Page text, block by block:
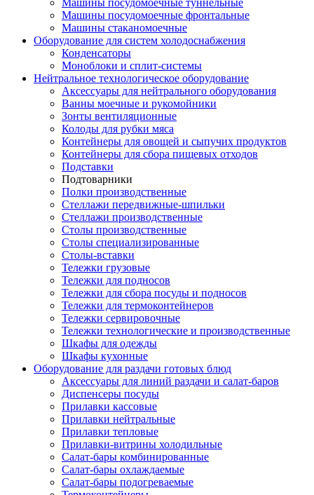
Машины посудомоечные туннельные
Машины посудомоечные фронтальные
Машины стаканомоечные
Оборудование для систем холодоснабжения
Конденсаторы
Моноблоки и сплит-системы
Нейтральное технологическое оборудование
Аксессуары для нейтрального оборудования
Ванны моечные и рукомойники
Зонты вентиляционные
Колоды для рубки мяса
Контейнеры для овощей и сыпучих продуктов
Контейнеры для сбора пищевых отходов
Подставки
Подтоварники
Полки производственные
Стеллажи передвижные-шпильки
Стеллажи производственные
Столы производственные
Столы специализированные
Столы-вставки
Тележки грузовые
Тележки для подносов
Тележки для сбора посуды и подносов
Тележки для термоконтейнеров
Тележки сервировочные
Тележки технологические и производственные
Шкафы для одежды
Шкафы кухонные
Оборудование для раздачи готовых блюд
Аксессуары для линий раздачи и салат-баров
Диспенсеры посуды
Прилавки кассовые
Прилавки нейтральные
Прилавки тепловые
Прилавки-витрины холодильные
Салат-бары комбинированные
Салат-бары охлаждаемые
Салат-бары подогреваемые